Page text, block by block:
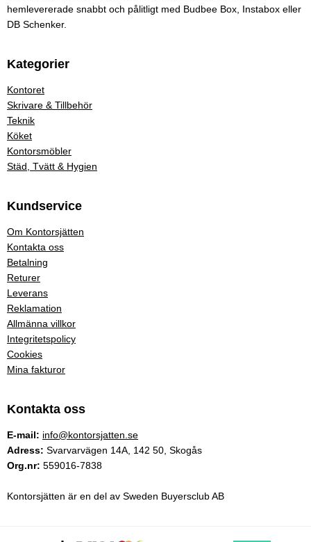
hemlevererade snabbt och pålitligt med Budbee Box, Instabox eller
DB Schenker.
Kategorier
Kontoret
Skrivare & Tillbehör
Teknik
Köket
Kontorsmöbler
Städ, Tvätt & Hygien
Kundservice
Om Kontorsjätten
Kontakta oss
Betalning
Returer
Leverans
Reklamation
Allmänna villkor
Integritetspolicy
Cookies
Mina fakturor
Kontakta oss
E-mail: info@kontorsjatten.se
Adress: Svarvarvägen 14A, 142 50, Skogås
Org.nr: 559016-7838
Kontorsjätten är en del av Sweden Buyersclub AB